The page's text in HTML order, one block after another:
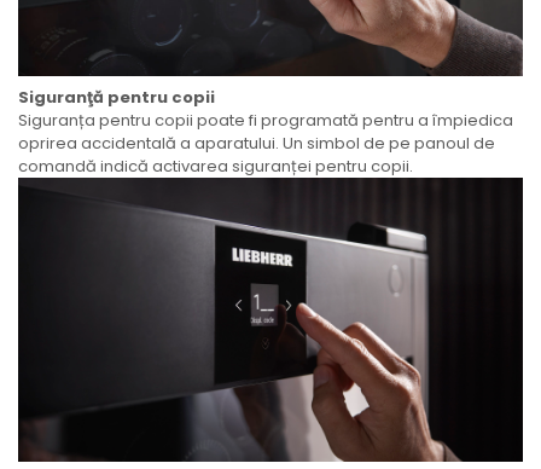
Siguranţă pentru copii
Siguranța pentru copii poate fi programată pentru a împiedica
oprirea accidentală a aparatului. Un simbol de pe panoul de
comandă indică activarea siguranței pentru copii.